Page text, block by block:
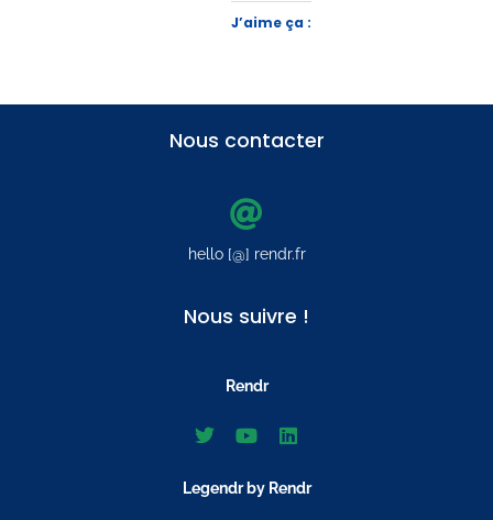
J’aime ça :
Nous contacter
hello [@] rendr.fr
Nous suivre !
Rendr
Legendr by Rendr